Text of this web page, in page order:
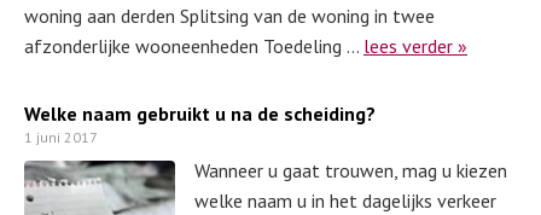
woning aan derden Splitsing van de woning in twee
afzonderlijke wooneenheden Toedeling … lees verder »
Welke naam gebruikt u na de scheiding?
1 juni 2017
Wanneer u gaat trouwen, mag u kiezen
welke naam u in het dagelijks verkeer